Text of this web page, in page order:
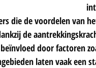
die de voordelen van
de
door factoren
laten vaak een